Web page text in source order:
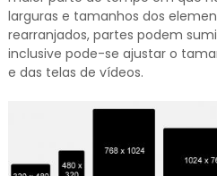
larguras e tamanhos dos
rearranjados, partes podem
inclusive pode-se ajustar o
e das telas de vídeos.